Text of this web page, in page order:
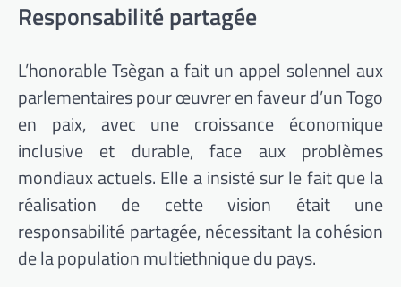
Responsabilité partagée
L’honorable Tsègan a fait un appel solennel aux
parlementaires pour œuvrer en faveur d’un Togo
en paix, avec une croissance économique
inclusive et durable, face aux problèmes
mondiaux actuels. Elle a insisté sur le fait que la
réalisation de cette vision était une
responsabilité partagée, nécessitant la cohésion
de la population multiethnique du pays.